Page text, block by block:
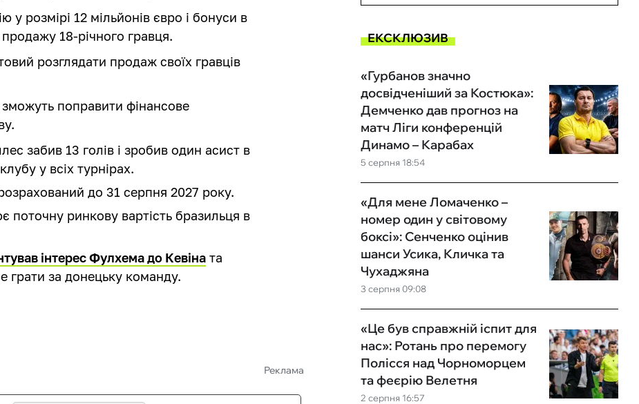
розмірі 12 мільйонів євро і бонуси в
18-річного гравця.
розглядати продаж своїх гравців
зможуть поправити фінансове
забив 13 голів і зробив один асист в
у всіх турнірах.
до 31 серпня 2027 року.
поточну ринкову вартість бразильця в
інтерес Фулхема до Кевіна та
грати за донецьку команду.
Реклама
ЕКСКЛЮЗИВ
5 серпня 18:54
«Гурбанов значно
досвідченіший за Костюка»:
Демченко дав прогноз на
матч Ліги конференцій
Динамо – Карабах
3 серпня 09:08
«Для мене Ломаченко –
номер один у світовому
боксі»: Сенченко оцінив
шанси Усика, Кличка та
Чухаджяна
2 серпня 16:57
«Це був справжній іспит для
нас»: Ротань про перемогу
Полісся над Чорноморцем
та феєрію Велетня